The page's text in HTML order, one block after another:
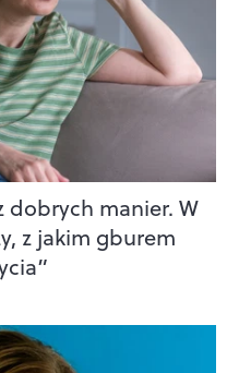
dobrych manier. W
z jakim gburem